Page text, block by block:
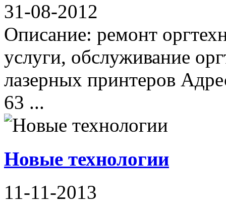
31-08-2012
Описание: ремонт
услуги, обслуживание
лазерных принтеров
63 ...
Новые технологии
11-11-2013